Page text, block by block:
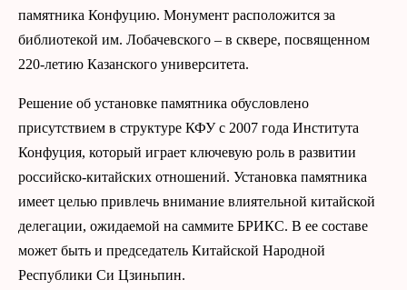
памятника Конфуцию. Монумент расположится за
библиотекой им. Лобачевского – в сквере, посвященном
220-летию Казанского университета.
Решение об установке памятника обусловлено
присутствием в структуре КФУ с 2007 года Института
Конфуция, который играет ключевую роль в развитии
российско-китайских отношений. Установка памятника
имеет целью привлечь внимание влиятельной китайской
делегации, ожидаемой на саммите БРИКС. В ее составе
может быть и председатель Китайской Народной
Республики Си Цзиньпин.